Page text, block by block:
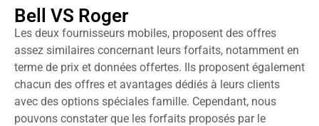
Bell VS Roger
Les deux fournisseurs mobiles, proposent des offres
assez similaires concernant leurs forfaits, notamment en
terme de prix et données offertes. Ils proposent également
chacun des offres et avantages dédiés à leurs clients
avec des options spéciales famille. Cependant, nous
pouvons constater que les forfaits proposés par le